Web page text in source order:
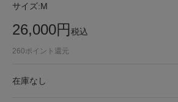
サイズ:M
26,000円税込
260ポイント還元
在庫なし